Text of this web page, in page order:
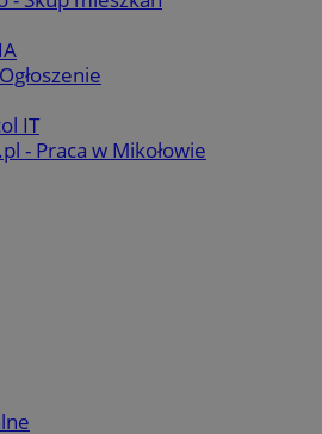
IT
- Praca w Mikołowie